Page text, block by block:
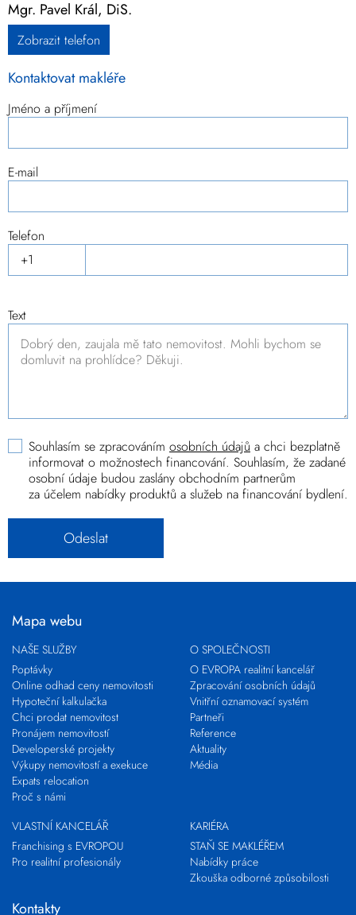
Mgr. Pavel Král, DiS.
Zobrazit telefon
Kontaktovat makléře
Jméno a příjmení
E-mail
Telefon
Text
Souhlasím se zpracováním osobních údajů a chci bezplatně
informovat o možnostech financování. Souhlasím, že zadané
osobní údaje budou zaslány obchodním partnerům
za účelem nabídky produktů a služeb na financování bydlení.
Mapa webu
NAŠE SLUŽBY
Poptávky
Online odhad ceny nemovitosti
Hypoteční kalkulačka
Chci prodat nemovitost
Pronájem nemovitostí
Developerské projekty
Výkupy nemovitostí a exekuce
Expats relocation
Proč s námi
O SPOLEČNOSTI
O EVROPA realitní kancelář
Zpracování osobních údajů
Vnitřní oznamovací systém
Partneři
Reference
Aktuality
Média
VLASTNÍ KANCELÁŘ
Franchising s EVROPOU
Pro realitní profesionály
KARIÉRA
STAŇ SE MAKLÉŘEM
Nabídky práce
Zkouška odborné způsobilosti
Kontakty